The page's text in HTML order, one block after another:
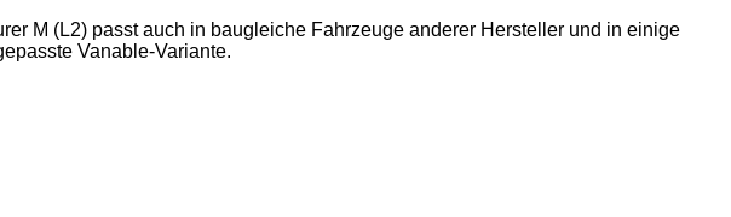
M (L2) passt auch in baugleiche Fahrzeuge anderer Hersteller und in einige
Vanable-Variante.